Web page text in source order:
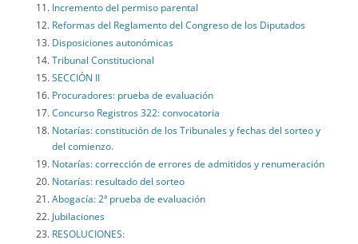
Incremento del permiso parental
Reformas del Reglamento del Congreso de los Diputados
Disposiciones autonómicas
Tribunal Constitucional
SECCIÓN II
Procuradores: prueba de evaluación
Concurso Registros 322: convocatoria
Notarías: constitución de los Tribunales y fechas del sorteo y
del comienzo.
Notarías: corrección de errores de admitidos y renumeración
Notarías: resultado del sorteo
Abogacía: 2ª prueba de evaluación
Jubilaciones
RESOLUCIONES: